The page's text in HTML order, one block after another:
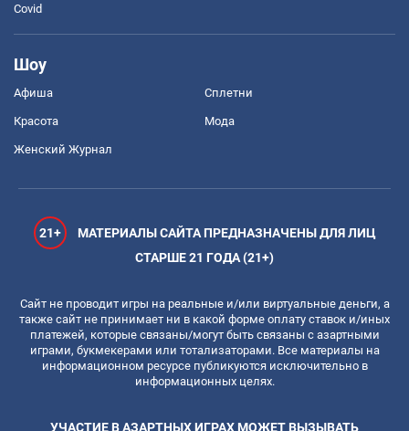
Covid
Шоу
Афиша Сплетни
Красота Мода
Женский Журнал
21+
МАТЕРИАЛЫ САЙТА ПРЕДНАЗНАЧЕНЫ ДЛЯ ЛИЦ
СТАРШЕ 21 ГОДА (21+)
Сайт не проводит игры на реальные и/или виртуальные деньги, а
также сайт не принимает ни в какой форме оплату ставок и/иных
платежей, которые связаны/могут быть связаны с азартными
играми, букмекерами или тотализаторами. Все материалы на
информационном ресурсе публикуются исключительно в
информационных целях.
УЧАСТИЕ В АЗАРТНЫХ ИГРАХ МОЖЕТ ВЫЗЫВАТЬ